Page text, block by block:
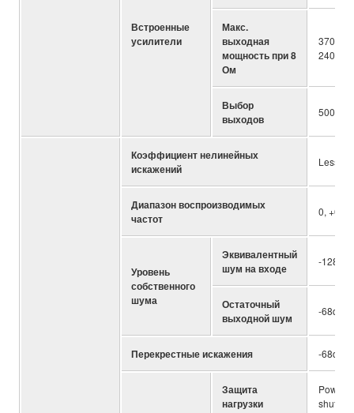
Встроенные
усилители
Макс.
выходная
мощность при 8
Ом
370W/
240V
Выбор
выходов
500W,
Коэффициент нелинейных
искажений
Less
Диапазон воспроизводимых
частот
0, +0, -
Уровень
собственного
шума
Эквивалентный
шум на входе
-
Остаточный
выходной шум
-68dBu
Перекрестные искажения -68dB
Защита
нагрузки
Power